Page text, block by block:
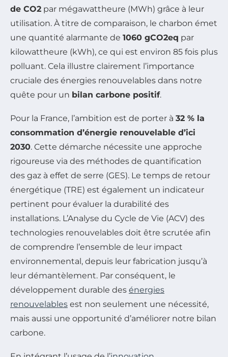
de CO2 par mégawattheure (MWh) grâce à leur
utilisation. À titre de comparaison, le charbon émet
une quantité alarmante de 1060 gCO2eq par
kilowattheure (kWh), ce qui est environ 85 fois plus
polluant. Cela illustre clairement l’importance
cruciale des énergies renouvelables dans notre
quête pour un bilan carbone positif.
Pour la France, l’ambition est de porter à 32 % la
consommation d’énergie renouvelable d’ici
2030. Cette démarche nécessite une approche
rigoureuse via des méthodes de quantification
des gaz à effet de serre (GES). Le temps de retour
énergétique (TRE) est également un indicateur
pertinent pour évaluer la durabilité des
installations. L’Analyse du Cycle de Vie (ACV) des
technologies renouvelables doit être scrutée afin
de comprendre l’ensemble de leur impact
environnemental, depuis leur fabrication jusqu’à
leur démantèlement. Par conséquent, le
développement durable des énergies
renouvelables est non seulement une nécessité,
mais aussi une opportunité d’améliorer notre bilan
carbone.